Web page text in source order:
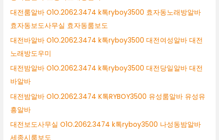
대전룸알바 O1O.2062.3474 k톡ryboy3500 효자동노래방알바
효자동보도사무실 효자동룸보도
대전바알바 O1O.2062.3474 k톡ryboy3500 대전여성알바 대전
노래방도우미
대전밤알바 O1O.2062.3474 k톡ryboy3500 대전당일알바 대전
바알바
대전밤알바 O1O.2062.3474 K톡RYBOY3500 유성룸알바 유성유
흥알바
대전보도사무실 O1O.2062.3474 k톡ryboy3500 나성동밤알바
세종시룸보도